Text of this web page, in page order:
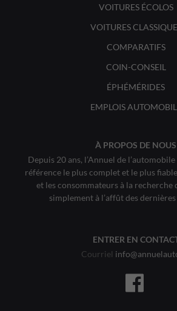
VOITURES ÉCOLOS
VOITURES
COMPARATIFS
COIN-CONSEIL
ÉPHÉMÉRIDES
EMPLOIS
À PROPOS DE NOUS
Depuis 20 ans, l’Annuel de
référence le plus complet et le plus
et les consommateurs à la recherche
simplement à l’affût des
ENTRER EN
Courriel